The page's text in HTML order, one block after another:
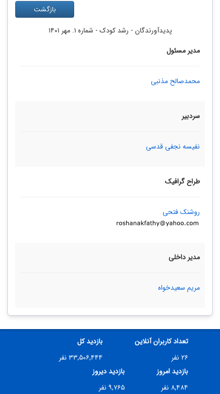
بازگشت
پدیدآورندگان - رشد کودک - شماره ۱. مهر ۱۴۰۱
مدیر مسئول
محمدصالح مذنبی
سردبیر
نفیسه نجفی قدسی
طراح گرافیک
روشنک فتحی
مدیر داخلی
مریم سعیدخواه
تعداد کاربران آنلاین
۲۶ نفر
بازدید کل
۳۳,۵۰۶,۴۴۴ نفر
بازدید امروز
۸,۴۸۴ نفر
بازدید دیروز
۹,۷۶۵ نفر